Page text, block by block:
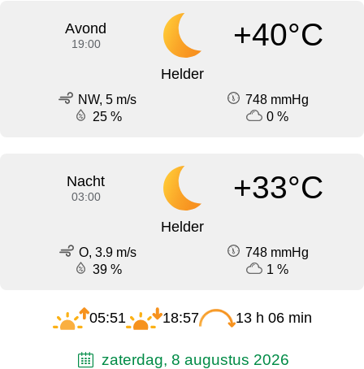
Avond
19:00 +40°C
Helder
NW, 5 m/s
748 mmHg
25 %
0 %
Nacht
03:00 +33°C
Helder
O, 3.9 m/s
748 mmHg
39 %
1 %
05:51 18:57 13 h 06 min
zaterdag, 8 augustus 2026